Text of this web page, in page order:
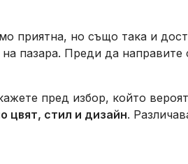
приятна, но също така и
пазара. Преди да направите
пред избор, който
цвят, стил и дизайн.